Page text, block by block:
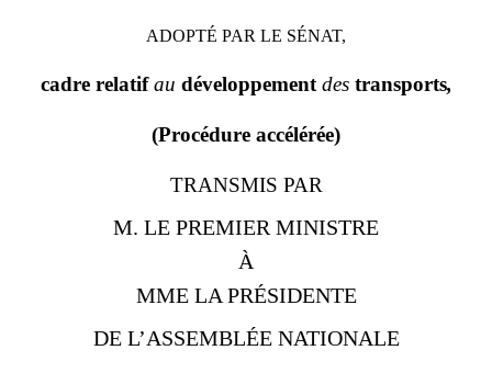
ADOPTÉ PAR LE SÉNAT,
cadre relatifau développementdestransports,
(Procédure accélérée)
TRANSMIS PAR
M. LE PREMIER MINISTRE
À
MME LA PRÉSIDENTE
DE L’ASSEMBLÉE NATIONALE